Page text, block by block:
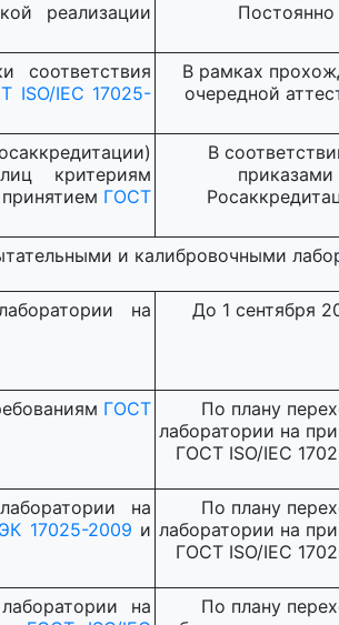
реализации
Постоянно
соответствия
ISO/IEC 17025-
В рамках
очередной
критериям
ГОСТ
В
приказами
и калибровочными
на
До 1 сентября
ГОСТ
По плану
лаборатории на
ГОСТ ISO/IEC
на
17025-2009 и
По плану
лаборатории на
ГОСТ ISO/IEC
на
По плану